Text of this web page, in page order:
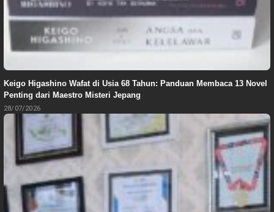
Keigo Higashino Wafat di Usia 68 Tahun: Panduan Membaca 13 Novel
Penting dari Maestro Misteri Jepang
28/07/2026